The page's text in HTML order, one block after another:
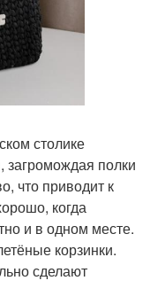
столике
загромождая полки
что приводит к
когда
и в одном месте.
корзинки.
сделают